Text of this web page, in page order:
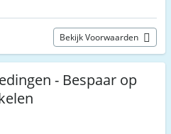
Bekijk Voorwaarden
- Bespaar op